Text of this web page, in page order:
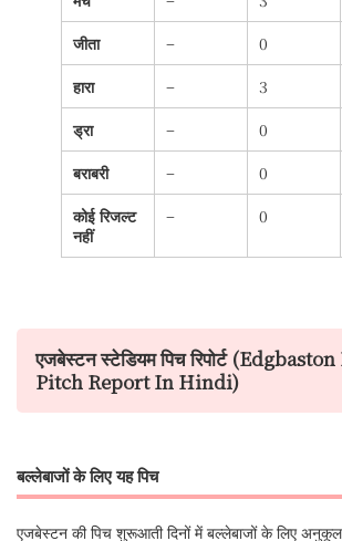
जीता
– 0
हारा
– 3
ड्रा
– 0
बराबरी
– 0
कोई रिजल्ट
नहीं
– 0
एजबेस्टन स्टेडियम पिच रिपोर्ट
Pitch Report In Hindi)
बल्लेबाजों के लिए यह पिच
एजबेस्टन की पिच शुरूआती दिनों में बल्लेबाजों के लिए